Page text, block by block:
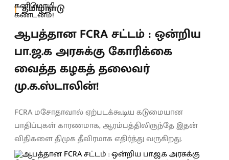
தமிழ்நாடு
ஆபத்தான FCRA சட்டம் : ஒன்றிய
பா.ஜ.க அரசுக்கு கோரிக்கை
வைத்த கழகத் தலைவர்
மு.க.ஸ்டாலின்!
FCRA மசோதாவால் ஏற்படக்கூடிய கடுமையான
பாதிப்புகள் காரணமாக, ஆரம்பத்திலிருந்தே இதன்
விதிகளை திமுக தீவிரமாக எதிர்த்து வருகிறது.